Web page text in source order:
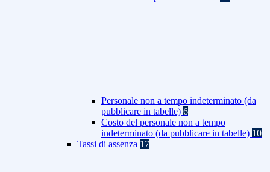
Personale non a tempo indeterminato (da
pubblicare in tabelle) 6
Costo del personale non a tempo
indeterminato (da pubblicare in tabelle) 10
Tassi di assenza 17